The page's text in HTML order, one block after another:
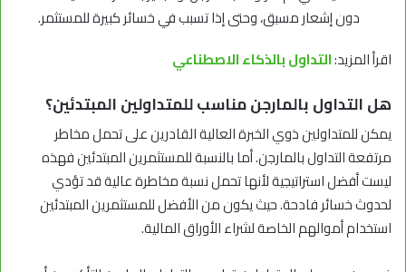
دون إشعار مسبق، وحتى إذا تسبب في خسائر كبيرة للمستثمر.
اقرأ المزيد:التداول بالذكاء الاصطناعي
هل التداول بالمارجن مناسب للمتداولين المبتدئين؟
يمكن للمتداولين ذوي الخبرة العالية القادرين على تحمل مخاطر
مرتفعة التداول بالمارجن. أما بالنسبة للمستثمرين المبتدئين فهذه
ليست أفضل استراتيجية لأنها تحمل نسبة مخاطرة عالية قد تؤدي
لحدوث خسائر فادحة. حيث يكون من الأفضل للمستثمرين المبتدئين
استخدام أموالهم الخاصة لشراء الأوراق المالية.